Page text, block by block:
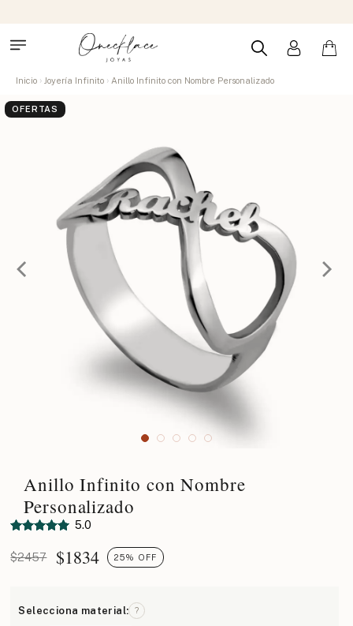
Inicio Joyería Infinito Anillo Infinito con Nombre Personalizado
OFERTAS
Anillo Infinito con Nombre
Personalizado
5.0
$2457 $1834 25% OFF
Selecciona material: ?